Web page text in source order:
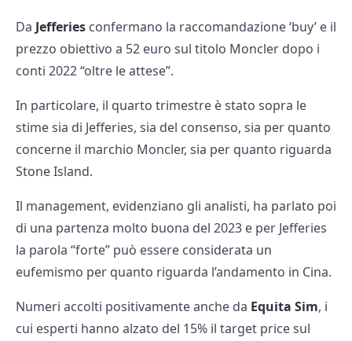
Da Jefferies confermano la raccomandazione ‘buy’ e il
prezzo obiettivo a 52 euro sul titolo Moncler dopo i
conti 2022 “oltre le attese”.
In particolare, il quarto trimestre è stato sopra le
stime sia di Jefferies, sia del consenso, sia per quanto
concerne il marchio Moncler, sia per quanto riguarda
Stone Island.
Il management, evidenziano gli analisti, ha parlato poi
di una partenza molto buona del 2023 e per Jefferies
la parola “forte” può essere considerata un
eufemismo per quanto riguarda l’andamento in Cina.
Numeri accolti positivamente anche da Equita Sim, i
cui esperti hanno alzato del 15% il target price sul